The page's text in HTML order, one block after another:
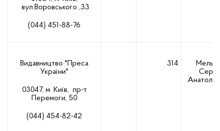
вул.Воровського ,33
(044) 451-88-76
Видавництво "Преса
України"
03047, м. Київ, пр-т
Перемоги, 50
(044) 454-82-42
314